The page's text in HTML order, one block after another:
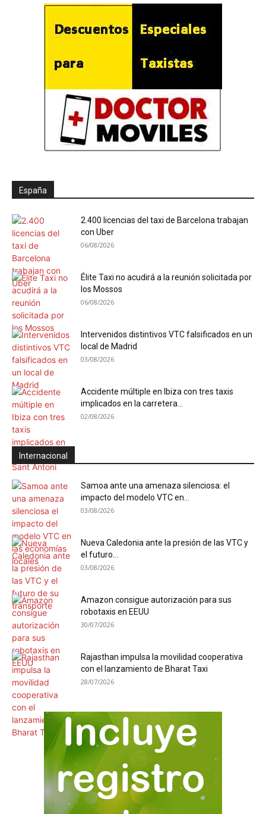
España
2.400 licencias del taxi de Barcelona trabajan
con Uber
06/08/2026
Élite Taxi no acudirá a la reunión solicitada por
los Mossos
06/08/2026
Intervenidos distintivos VTC falsificados en un
local de Madrid
03/08/2026
Accidente múltiple en Ibiza con tres taxis
implicados en la carretera...
02/08/2026
Internacional
Samoa ante una amenaza silenciosa: el
impacto del modelo VTC en...
03/08/2026
Nueva Caledonia ante la presión de las VTC y
el futuro...
03/08/2026
Amazon consigue autorización para sus
robotaxis en EEUU
30/07/2026
Rajasthan impulsa la movilidad cooperativa
con el lanzamiento de Bharat Taxi
28/07/2026